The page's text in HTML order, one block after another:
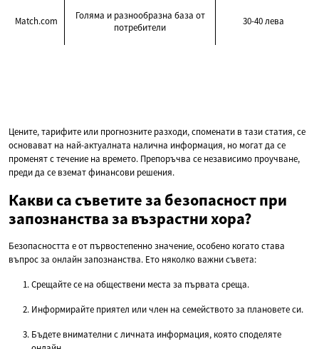
Match.com
Голяма и разнообразна база от
потребители
30-40 лева
Цените, тарифите или прогнозните разходи, споменати в тази статия, се
основават на най-актуалната налична информация, но могат да се
променят с течение на времето. Препоръчва се независимо проучване,
преди да се вземат финансови решения.
Какви са съветите за безопасност при
запознанства за възрастни хора?
Безопасността е от първостепенно значение, особено когато става
въпрос за онлайн запознанства. Ето няколко важни съвета:
Срещайте се на обществени места за първата среща.
Информирайте приятел или член на семейството за плановете си.
Бъдете внимателни с личната информация, която споделяте